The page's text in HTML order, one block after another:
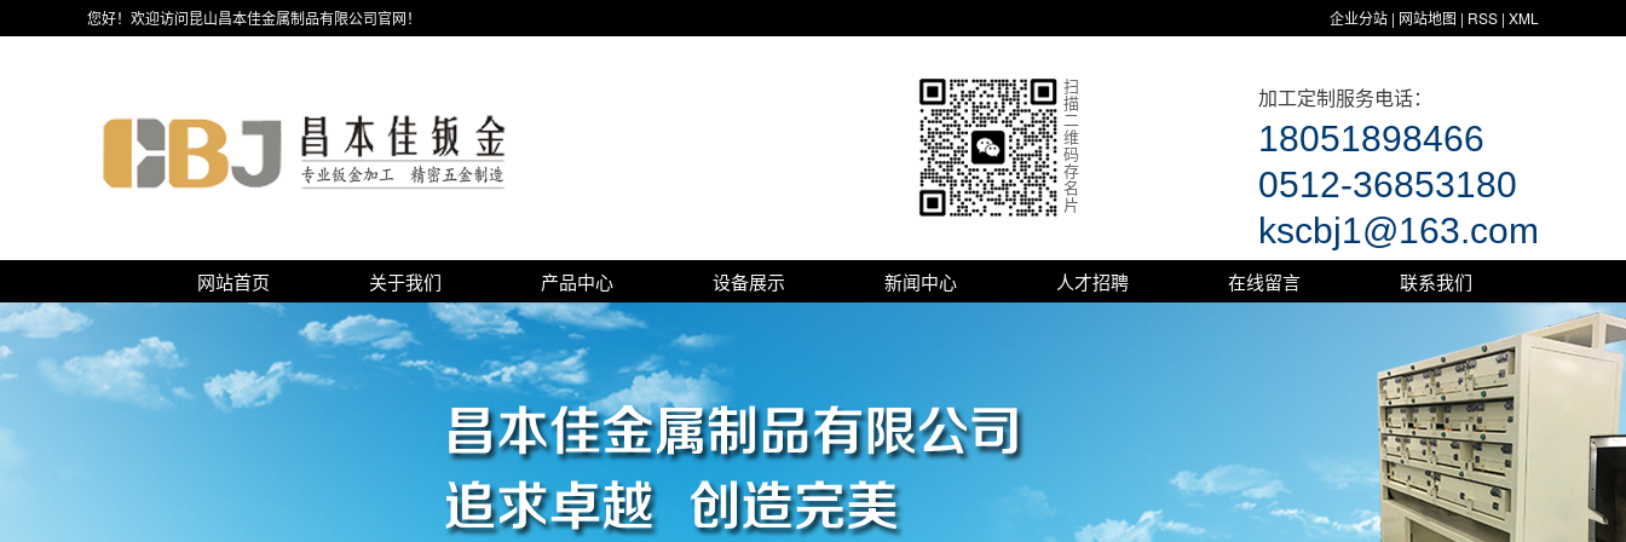
您好！欢迎访问昆山昌本佳金属制品有限公司官网！ 企业分站 | 网站地图 | RSS | XML
扫
描
二
维
码
存
名
片
加工定制服务电话：
18051898466
0512-36853180
kscbj1@163.com
网站首页 关于我们 产品中心 设备展示 新闻中心 人才招聘 在线留言 联系我们